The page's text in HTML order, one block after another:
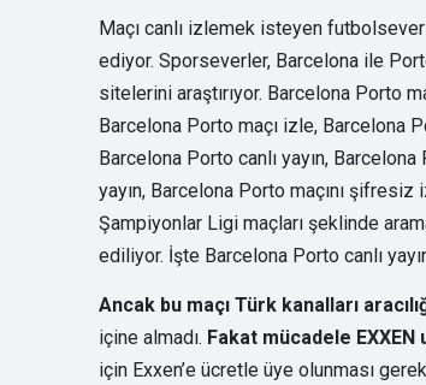
Maçı canlı izlemek isteyen
ediyor. Sporseverler, Barcelona ile
sitelerini araştırıyor. Barcelona Porto
Barcelona Porto maçı izle, Barcelona
Barcelona Porto canlı yayın,
yayın, Barcelona Porto maçını
Şampiyonlar Ligi maçları şeklinde
ediliyor. İşte Barcelona Porto canlı
Ancak bu maçı Türk kanalları
içine almadı. Fakat mücadele
için Exxen’e ücretle üye olunması